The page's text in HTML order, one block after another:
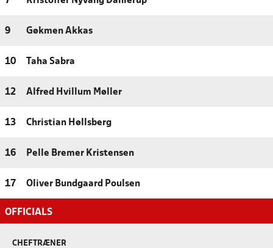
9 Gøkmen Akkas
10 Taha Sabra
12 Alfred Hvillum Møller
13 Christian Høllsberg
16 Pelle Bremer Kristensen
17 Oliver Bundgaard Poulsen
OFFICIALS
CHEFTRÆNER